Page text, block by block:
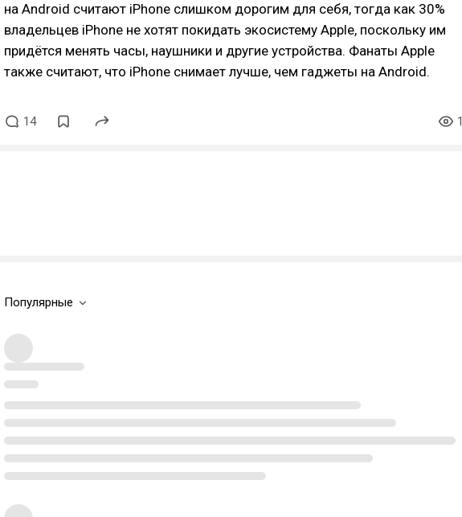
на Android считают iPhone слишком дорогим для себя, тогда как 30%
владельцев iPhone не хотят покидать экосистему Apple, поскольку им
придётся менять часы, наушники и другие устройства. Фанаты Apple
также считают, что iPhone снимает лучше, чем гаджеты на Android.
14
Популярные